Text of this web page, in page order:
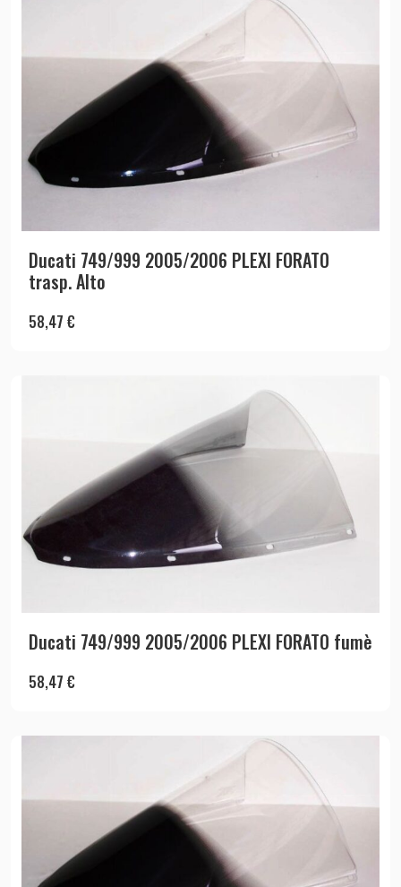
Ducati 749/999 2005/2006 PLEXI FORATO
trasp. Alto
58,47 €
Ducati 749/999 2005/2006 PLEXI FORATO fumè
58,47 €